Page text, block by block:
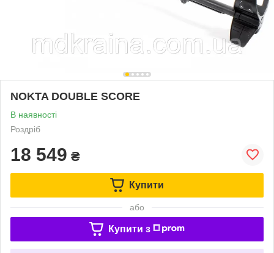
NOKTA DOUBLE SCORE
В наявності
Роздріб
18 549 ₴
Купити
або
Купити з